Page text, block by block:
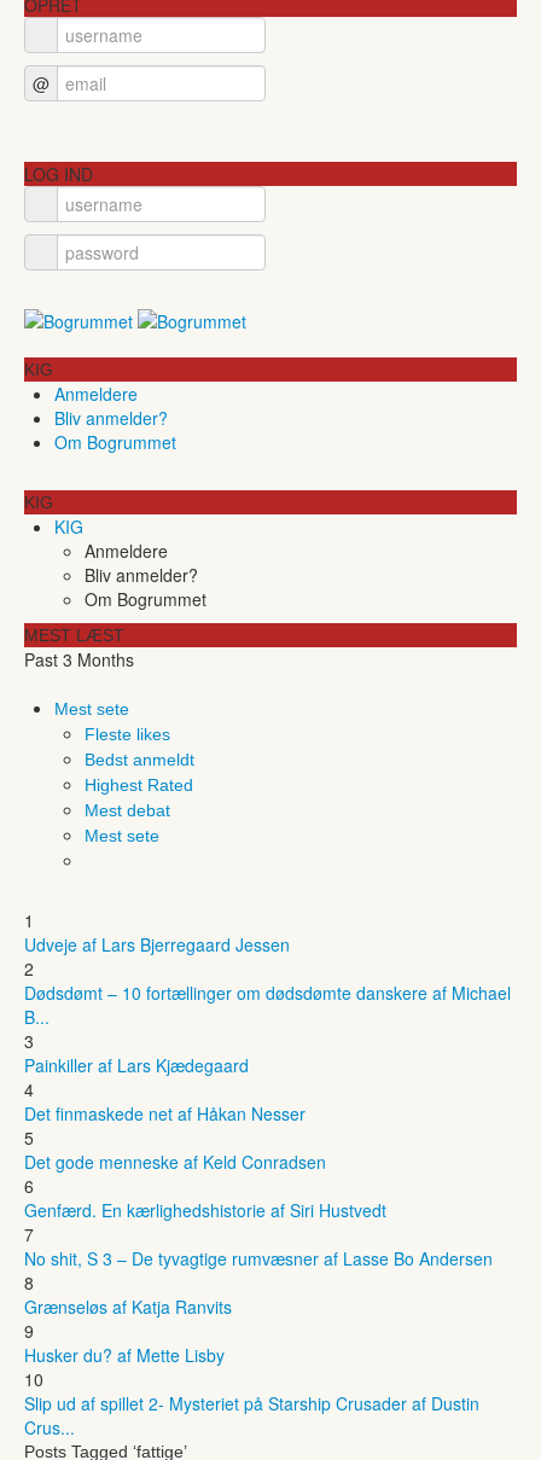
@
LOG IND
KIG
Anmeldere
Bliv anmelder?
Om Bogrummet
KIG
KIG
Anmeldere
Bliv anmelder?
Om Bogrummet
MEST LÆST
Past 3 Months
Mest sete
Fleste likes
Bedst anmeldt
Highest Rated
Mest debat
Mest sete
1
Udveje af Lars Bjerregaard Jessen
2
Dødsdømt – 10 fortællinger om dødsdømte danskere af Michael
B...
3
Painkiller af Lars Kjædegaard
4
Det finmaskede net af Håkan Nesser
5
Det gode menneske af Keld Conradsen
6
Genfærd. En kærlighedshistorie af Siri Hustvedt
7
No shit, S 3 – De tyvagtige rumvæsner af Lasse Bo Andersen
8
Grænseløs af Katja Ranvits
9
Husker du? af Mette Lisby
10
Slip ud af spillet 2- Mysteriet på Starship Crusader af Dustin
Crus...
Posts Tagged ‘fattige’